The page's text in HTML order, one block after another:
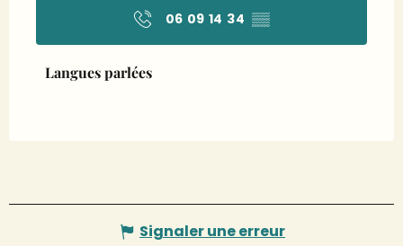
06 09 14 34 ▒▒
Langues parlées
Langues parlées
Signaler une erreur